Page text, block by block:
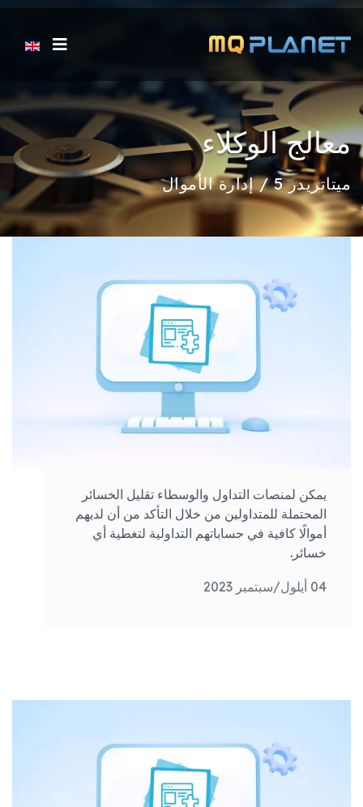
اختر لغتك
معالج الوكلاء
ميتاتريدر 5 / إدارة الأموال
04 أيلول/سبتمبر 2023
يمكن لمنصات التداول والوسطاء تقليل الخسائر
المحتملة للمتداولين من خلال التأكد من أن لديهم
أموالًا كافية في حساباتهم التداولية لتغطية أي
خسائر.